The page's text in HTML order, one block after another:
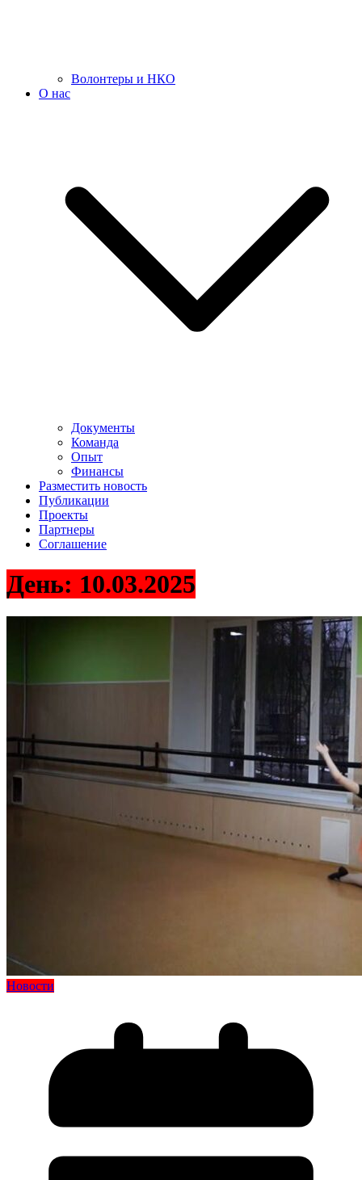
Волонтеры и НКО
О нас
Документы
Команда
Опыт
Финансы
Разместить новость
Публикации
Проекты
Партнеры
Соглашение
День: 10.03.2025
Новости